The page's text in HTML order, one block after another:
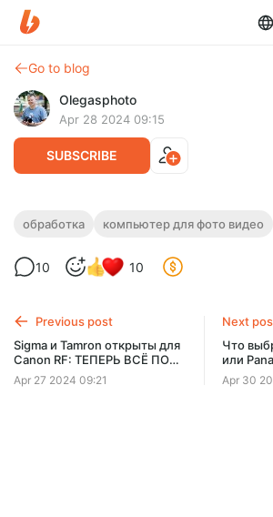
Go to blog
Olegasphoto
Apr 28 2024 09:15
SUBSCRIBE
Компьютер для обработки
Resolve
конфигураций, какое железо стоит брать
видео и фото.
Основная подписка
$7.8 $6.6 per month -15
Billed every 6 months.
The discount applies to the first 6
обработка компьютер для фото видео
10 10
Previous post
Sigma и Tamron открыты для
Canon RF: ТЕПЕРЬ ВСЁ ПО
ДРУГОМУ. ЧАСТЬ 2
Apr 27 2024 09:21
Next
Что
или
Apr 30